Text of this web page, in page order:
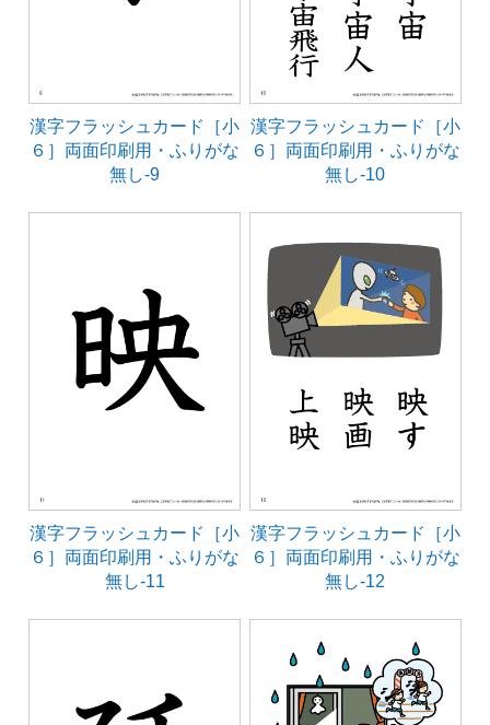
漢字フラッシュカード［小
６］両面印刷用・ふりがな
無し-9
漢字フラッシュカード［小
６］両面印刷用・ふりがな
無し-10
漢字フラッシュカード［小
６］両面印刷用・ふりがな
無し-11
漢字フラッシュカード［小
６］両面印刷用・ふりがな
無し-12